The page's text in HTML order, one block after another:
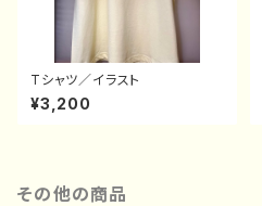
Tシャツ／イラスト
¥3,200
その他の商品